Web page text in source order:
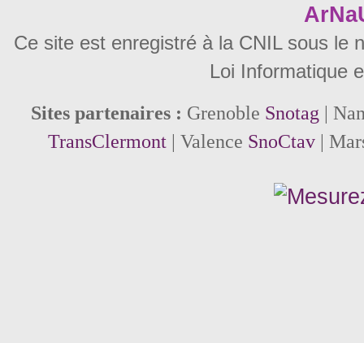
Ce site est enregistré à la CNIL sous le
Loi Informatique
Sites partenaires : Grenoble Snotag |
TransClermont| Valence SnoCtav|